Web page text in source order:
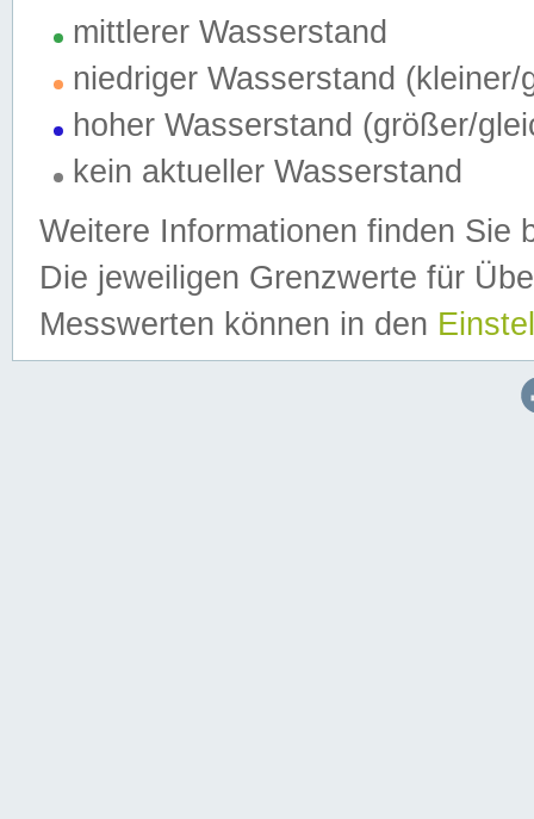
mittlerer Wasserstand
niedriger Wasserstand (kleiner/
hoher Wasserstand (größer/
kein aktueller Wasserstand
Weitere Informationen finden Sie
Die jeweiligen Grenzwerte für
Messwerten können in den